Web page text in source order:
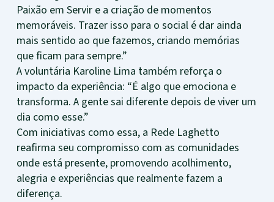
Paixão em Servir e a criação de momentos
memoráveis. Trazer isso para o social é dar ainda
mais sentido ao que fazemos, criando memórias
que ficam para sempre.”
A voluntária Karoline Lima também reforça o
impacto da experiência: “É algo que emociona e
transforma. A gente sai diferente depois de viver um
dia como esse.”
Com iniciativas como essa, a Rede Laghetto
reafirma seu compromisso com as comunidades
onde está presente, promovendo acolhimento,
alegria e experiências que realmente fazem a
diferença.